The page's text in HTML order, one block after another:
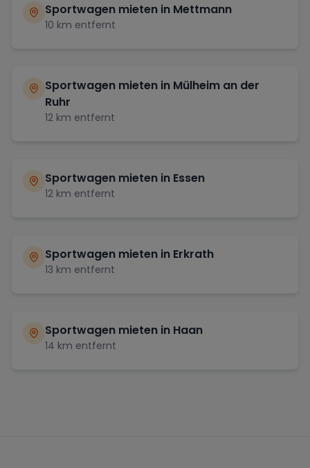
Sportwagen mieten in Mettmann
10 km entfernt
Sportwagen mieten in Mülheim an der
Ruhr
12 km entfernt
Sportwagen mieten in Essen
12 km entfernt
Sportwagen mieten in Erkrath
13 km entfernt
Sportwagen mieten in Haan
14 km entfernt